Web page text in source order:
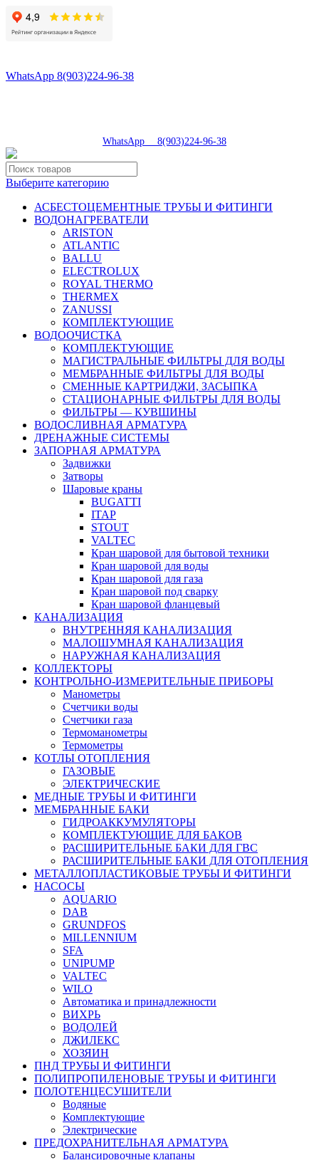
WhatsApp 8(903)224-96-38
WhatsApp 8(903)224-96-38
Выберите категорию
АСБЕСТОЦЕМЕНТНЫЕ ТРУБЫ И ФИТИНГИ
ВОДОНАГРЕВАТЕЛИ
ARISTON
ATLANTIC
BALLU
ELECTROLUX
ROYAL THERMO
THERMEX
ZANUSSI
КОМПЛЕКТУЮЩИЕ
ВОДООЧИСТКА
КОМПЛЕКТУЮЩИЕ
МАГИСТРАЛЬНЫЕ ФИЛЬТРЫ ДЛЯ ВОДЫ
МЕМБРАННЫЕ ФИЛЬТРЫ ДЛЯ ВОДЫ
СМЕННЫЕ КАРТРИДЖИ, ЗАСЫПКА
СТАЦИОНАРНЫЕ ФИЛЬТРЫ ДЛЯ ВОДЫ
ФИЛЬТРЫ — КУВШИНЫ
ВОДОСЛИВНАЯ АРМАТУРА
ДРЕНАЖНЫЕ СИСТЕМЫ
ЗАПОРНАЯ АРМАТУРА
Задвижки
Затворы
Шаровые краны
BUGATTI
ITAP
STOUT
VALTEC
Кран шаровой для бытовой техники
Кран шаровой для воды
Кран шаровой для газа
Кран шаровой под сварку
Кран шаровой фланцевый
КАНАЛИЗАЦИЯ
ВНУТРЕННЯЯ КАНАЛИЗАЦИЯ
МАЛОШУМНАЯ КАНАЛИЗАЦИЯ
НАРУЖНАЯ КАНАЛИЗАЦИЯ
КОЛЛЕКТОРЫ
КОНТРОЛЬНО-ИЗМЕРИТЕЛЬНЫЕ ПРИБОРЫ
Манометры
Счетчики воды
Счетчики газа
Термоманометры
Термометры
КОТЛЫ ОТОПЛЕНИЯ
ГАЗОВЫЕ
ЭЛЕКТРИЧЕСКИЕ
МЕДНЫЕ ТРУБЫ И ФИТИНГИ
МЕМБРАННЫЕ БАКИ
ГИДРОАККУМУЛЯТОРЫ
КОМПЛЕКТУЮЩИЕ ДЛЯ БАКОВ
РАСШИРИТЕЛЬНЫЕ БАКИ ДЛЯ ГВС
РАСШИРИТЕЛЬНЫЕ БАКИ ДЛЯ ОТОПЛЕНИЯ
МЕТАЛЛОПЛАСТИКОВЫЕ ТРУБЫ И ФИТИНГИ
НАСОСЫ
AQUARIO
DAB
GRUNDFOS
MILLENNIUM
SFA
UNIPUMP
VALTEC
WILO
Автоматика и принадлежности
ВИХРЬ
ВОДОЛЕЙ
ДЖИЛЕКС
ХОЗЯИН
ПНД ТРУБЫ И ФИТИНГИ
ПОЛИПРОПИЛЕНОВЫЕ ТРУБЫ И ФИТИНГИ
ПОЛОТЕНЦЕСУШИТЕЛИ
Водяные
Комплектующие
Электрические
ПРЕДОХРАНИТЕЛЬНАЯ АРМАТУРА
Балансировочные клапаны